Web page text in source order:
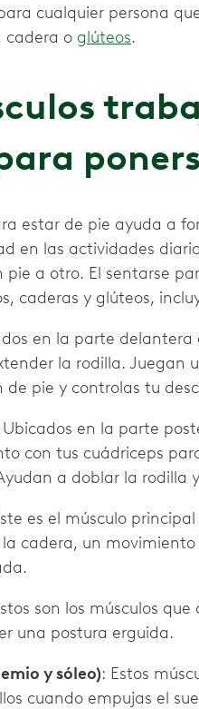
cualquier persona
cadera o glúteos.
estar de pie ayuda a
en las actividades
pie a otro. El sentarse
caderas y glúteos,
en la parte delantera
la rodilla. Juegan
de pie y controlas tu
Ubicados en la parte
con tus cuádriceps
a doblar la rodilla
es el músculo
cadera, un
son los músculos
una postura erguida.
y sóleo): Estos
cuando empujas el